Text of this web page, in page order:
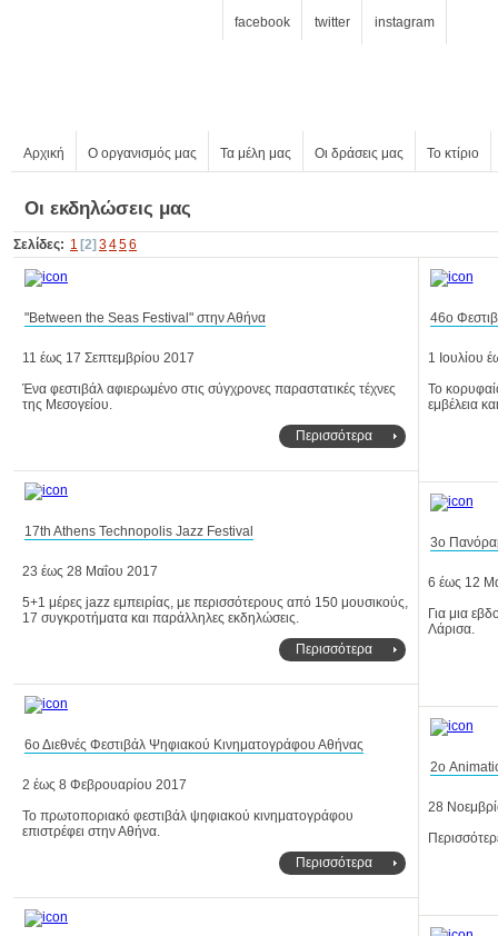
facebook twitter instagram
Αρχική Ο οργανισμός μας Τα μέλη μας Οι δράσεις μας Το κτίριο
Οι εκδηλώσεις μας
Σελίδες: 1 [2] 3456
"Between the Seas Festival" στην Αθήνα
11 έως 17 Σεπτεμβρίου 2017
της Μεσογείου.
Περισσότερα
17th Athens Technopolis Jazz Festival
23 έως 28 Μαΐου 2017
17 συγκροτήματα και παράλληλες εκδηλώσεις.
Περισσότερα
6ο Διεθνές Φεστιβάλ Ψηφιακού Κινηματογράφου Αθήνας
2 έως 8 Φεβρουαρίου 2017
επιστρέφει στην Αθήνα.
Περισσότερα
46o
1 Ιουλίου
εμβέλεια
3ο
6 έως 12
Λάρισα.
2ο
28